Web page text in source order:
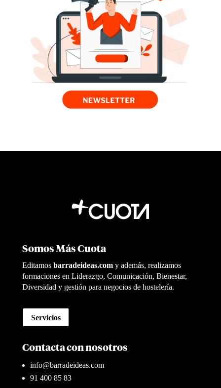
Somos Más Cuota
Editamosbarradeideas.com y además, realizamos
formaciones en Liderazgo, Comunicación, Bienestar,
Diversidad y gestión para negocios de hostelería.
Servicios
Contacta con nosotros
info@barradeideas.com
91 400 85 83